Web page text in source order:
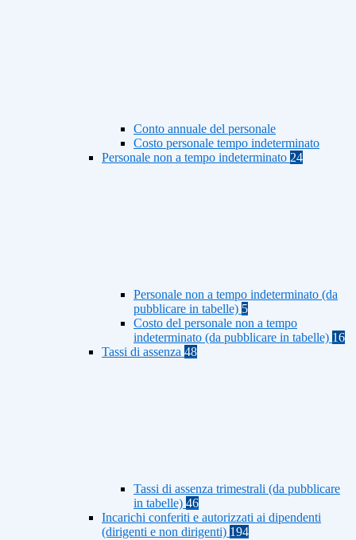
Conto annuale del personale
Costo personale tempo indeterminato
Personale non a tempo indeterminato 24
Personale non a tempo indeterminato (da
pubblicare in tabelle) 5
Costo del personale non a tempo
indeterminato (da pubblicare in tabelle) 16
Tassi di assenza 48
Tassi di assenza trimestrali (da pubblicare
in tabelle) 46
Incarichi conferiti e autorizzati ai dipendenti
(dirigenti e non dirigenti) 194